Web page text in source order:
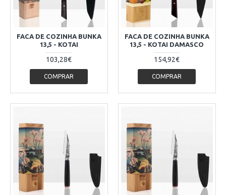
FACA DE COZINHA BUNKA
13,5 - KOTAI
103,28€
COMPRAR
FACA DE COZINHA BUNKA
13,5 - KOTAI DAMASCO
154,92€
COMPRAR